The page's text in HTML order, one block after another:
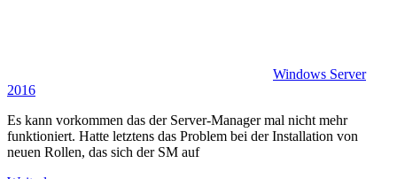
Windows Server
2016
Es kann vorkommen das der Server-Manager mal nicht mehr
funktioniert. Hatte letztens das Problem bei der Installation von
neuen Rollen, das sich der SM auf